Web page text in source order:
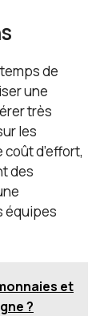
de
une
très
les
d’effort,
des
équipes
et
?